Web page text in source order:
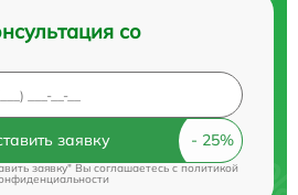
со
заявку
заявку" Вы соглашаетесь c политикой